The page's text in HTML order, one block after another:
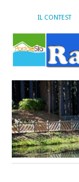
IL CONTEST